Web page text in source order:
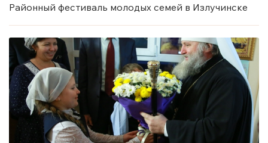
Районный фестиваль молодых семей в Излучинске